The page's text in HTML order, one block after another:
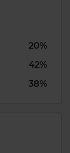
20%
42%
38%